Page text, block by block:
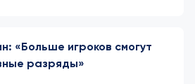
«Больше игроков смогут
разряды»